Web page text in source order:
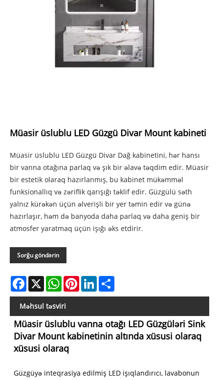
Müasir üslublu LED Güzgü Divar Mount kabineti
Müasir üslublu LED Güzgü Divar Dağ kabinetini, hər hansı
bir vanna otağına parlaq və şık bir əlavə təqdim edir. Müasir
bir estetik olaraq hazırlanmış, bu kabinet mükəmməl
funksionallıq və zəriflik qarışığı təklif edir. Güzgülü səth
yalnız kürəkən üçün əlverişli bir yer təmin edir və günə
hazırlaşır, həm də banyoda daha parlaq və daha geniş bir
atmosfer yaratmaq üçün işığı əks etdirir.
Sorğu göndərin
Facebook
X WhatsAppPinterestLinkedIn
Məhsul təsviri
Müasir üslublu vanna otağı LED Güzgüləri Sink
Divar Mount kabinetinin altında xüsusi olaraq
xüsusi olaraq
Güzgüyə inteqrasiya edilmiş LED işıqlandırıcı, lavabonun